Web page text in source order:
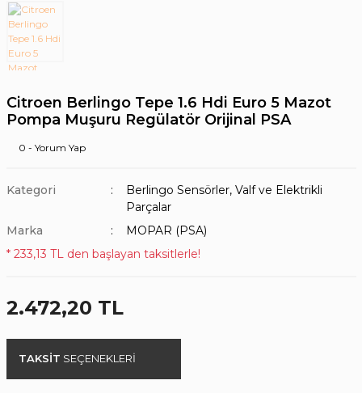
Citroen Berlingo Tepe 1.6 Hdi Euro 5 Mazot
Pompa Muşuru Regülatör Orijinal PSA
0 - Yorum Yap
Kategori
Berlingo Sensörler, Valf ve Elektrikli
Parçalar
Marka
MOPAR (PSA)
* 233,13 TL den başlayan taksitlerle!
2.472,20 TL
TAKSİT SEÇENEKLERİ